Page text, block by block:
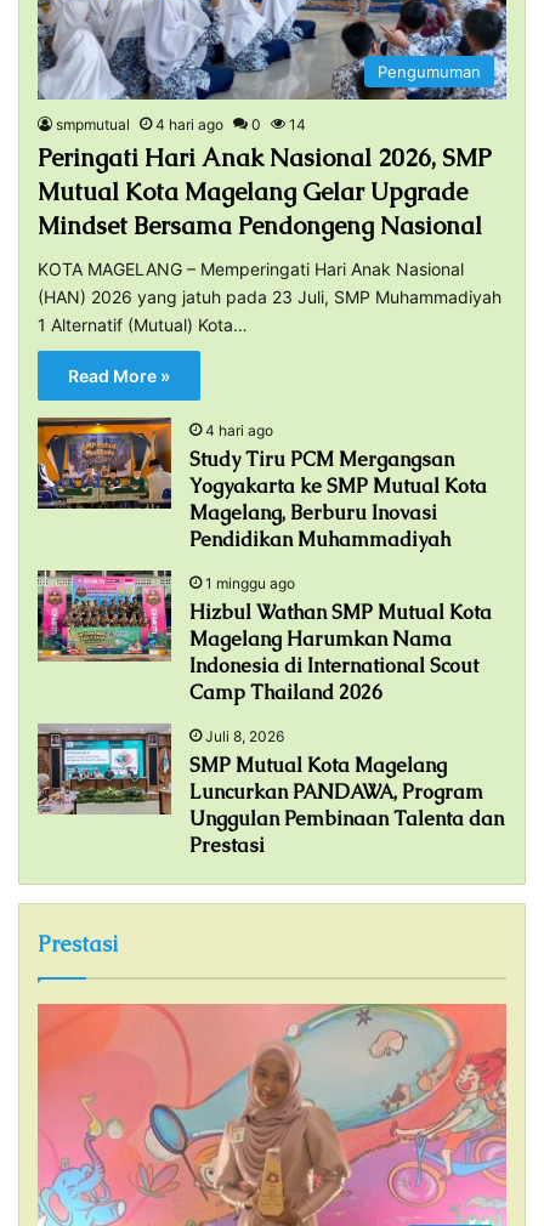
Pengumuman
smpmutual 4 hari ago 0 14
Peringati Hari Anak Nasional 2026, SMP
Mutual Kota Magelang Gelar Upgrade
Mindset Bersama Pendongeng Nasional
KOTA MAGELANG – Memperingati Hari Anak Nasional
(HAN) 2026 yang jatuh pada 23 Juli, SMP Muhammadiyah
1 Alternatif (Mutual) Kota…
Read More »
4 hari ago
Study Tiru PCM Mergangsan
Yogyakarta ke SMP Mutual Kota
Magelang, Berburu Inovasi
Pendidikan Muhammadiyah
1 minggu ago
Hizbul Wathan SMP Mutual Kota
Magelang Harumkan Nama
Indonesia di International Scout
Camp Thailand 2026
Juli 8, 2026
SMP Mutual Kota Magelang
Luncurkan PANDAWA, Program
Unggulan Pembinaan Talenta dan
Prestasi
Prestasi